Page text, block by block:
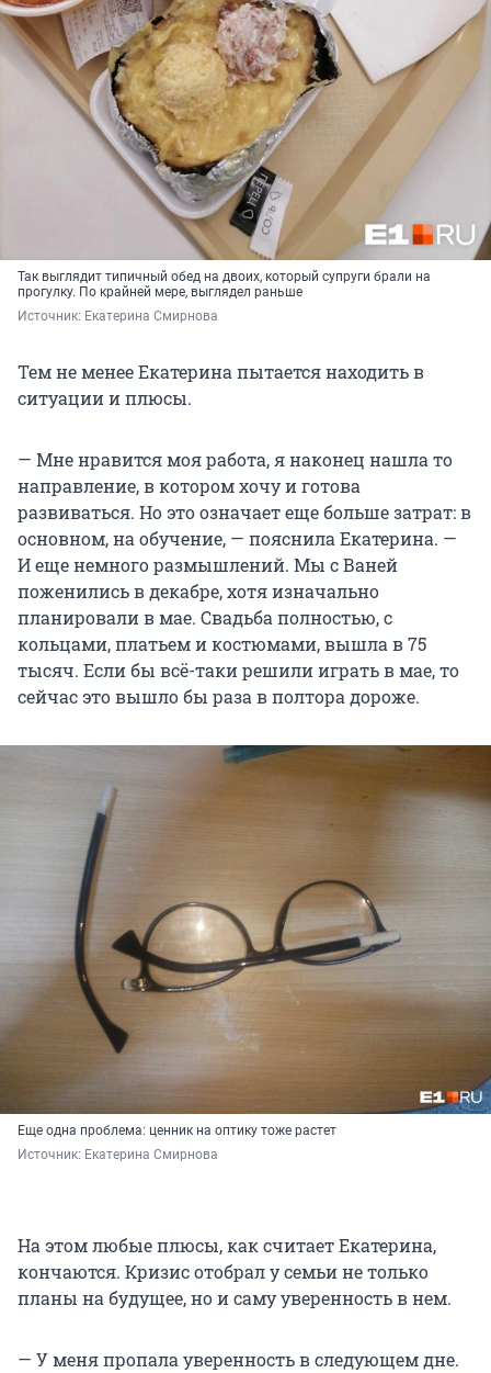
Так выглядит типичный обед на двоих, который супруги брали на
прогулку. По крайней мере, выглядел раньше
Источник: Екатерина Смирнова
Тем не менее Екатерина пытается находить в
ситуации и плюсы.
— Мне нравится моя работа, я наконец нашла то
направление, в котором хочу и готова
развиваться. Но это означает еще больше затрат: в
основном, на обучение, — пояснила Екатерина. —
И еще немного размышлений. Мы с Ваней
поженились в декабре, хотя изначально
планировали в мае. Свадьба полностью, с
кольцами, платьем и костюмами, вышла в 75
тысяч. Если бы всё-таки решили играть в мае, то
сейчас это вышло бы раза в полтора дороже.
Еще одна проблема: ценник на оптику тоже растет
Источник: Екатерина Смирнова
На этом любые плюсы, как считает Екатерина,
кончаются. Кризис отобрал у семьи не только
планы на будущее, но и саму уверенность в нем.
— У меня пропала уверенность в следующем дне.